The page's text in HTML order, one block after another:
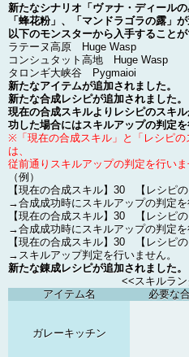
新たなシナリオ「ヴァナ・ディール
「蜂花粉」、「マンドラゴラの露」
以下のモンスターから入手することが
ラテーヌ高原 Huge Wasp
コンシュタット高地 Huge Wasp
タロンギ大峡谷 Pygmaioi
新たなアイテムが追加されました。
新たな合成レシピが追加されました。
現在の合成スキルよりレシピのスキ
功した場合にはスキルアップの判定を
※「現在の合成スキル」と「レシピの
は、
従前通りスキルアップの判定を行いま
（例）
【現在の合成スキル】30 【レシピ
→合成成功時にスキルアップの判定を
【現在の合成スキル】30 【レシピ
→合成成功時にスキルアップの判定を
【現在の合成スキル】30 【レシピ
→スキルアップ判定を行いません。
新たな錬成レシピが追加されました。
<<スキルラ
アイテム名
必要な
ガレーキッチン